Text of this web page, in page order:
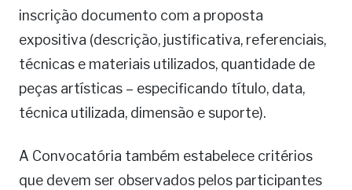
inscrição documento com a proposta
expositiva (descrição, justificativa, referenciais,
técnicas e materiais utilizados, quantidade de
peças artísticas – especificando título, data,
técnica utilizada, dimensão e suporte).
A Convocatória também estabelece critérios
que devem ser observados pelos participantes